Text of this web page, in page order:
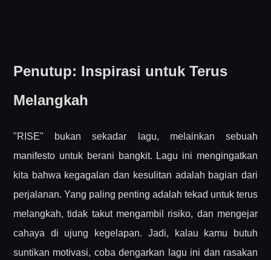
Penutup: Inspirasi untuk Terus
Melangkah
"RISE" bukan sekadar lagu, melainkan sebuah
manifesto untuk berani bangkit. Lagu ini mengingatkan
kita bahwa kegagalan dan kesulitan adalah bagian dari
perjalanan. Yang paling penting adalah tekad untuk terus
melangkah, tidak takut mengambil risiko, dan mengejar
cahaya di ujung kegelapan. Jadi, kalau kamu butuh
suntikan motivasi, coba dengarkan lagu ini dan rasakan